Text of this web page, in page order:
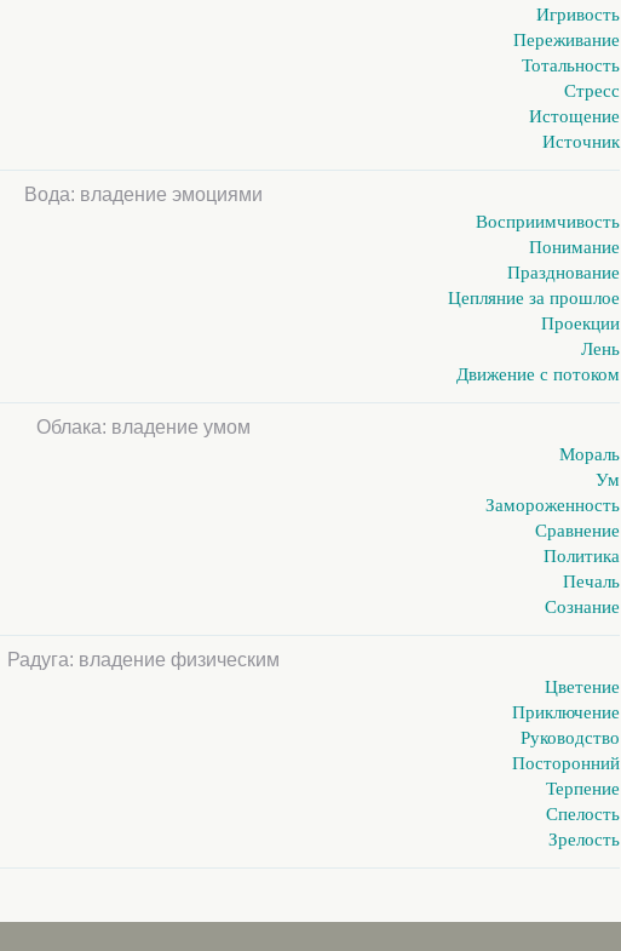
Игривость
Переживание
Тотальность
Стресс
Истощение
Источник
Вода: владение эмоциями
Восприимчивость
Понимание
Празднование
Цепляние за прошлое
Проекции
Лень
Движение с потоком
Облака: владение умом
Мораль
Ум
Замороженность
Сравнение
Политика
Печаль
Сознание
Радуга: владение физическим
Цветение
Приключение
Руководство
Посторонний
Терпение
Спелость
Зрелость